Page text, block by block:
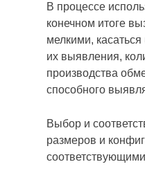
В процессе
конечном итоге
мелкими,
их выявления,
производства
способного
Выбор и
размеров и